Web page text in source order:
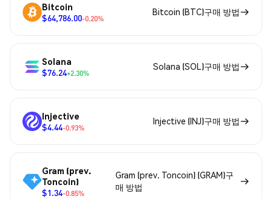
Bitcoin
$64,786.00-0.20%
Bitcoin (BTC)구매 방법
Solana
$76.24+2.30%
Solana (SOL)구매 방법
Injective
$4.44-0.93%
Injective (INJ)구매 방법
Gram (prev.
Toncoin)
$1.34-0.85%
Gram (prev. Toncoin) (GRAM)구
매 방법